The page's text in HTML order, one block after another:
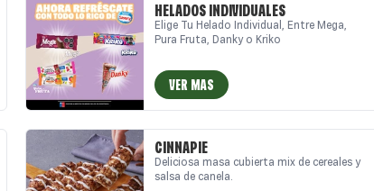
HELADOS INDIVIDUALES
Elige Tu Helado Individual, Entre Mega,
Pura Fruta, Danky o Kriko
VER MAS
CINNAPIE
Deliciosa masa cubierta mix de cereales y
salsa de canela.